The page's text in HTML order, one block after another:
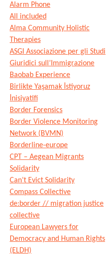
Alarm Phone
All included
Alma Community Holistic
Therapies
ASGI Associazione per gli Studi
Giuridici sull’Immigrazione
Baobab Experience
Birlikte Yaşamak İstiyoruz
İnisiyatifi
Border Forensics
Border Violence Monitoring
Network (BVMN)
Borderline-europe
CPT – Aegean Migrants
Solidarity
Can’t Evict Solidarity
Compass Collective
de:border // migration justice
collective
European Lawyers for
Democracy and Human Rights
(ELDH)